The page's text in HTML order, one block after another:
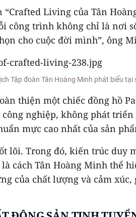
Living của Tân
công trình không chỉ là nơi
cho cuộc đời mình”, ông
Tập đoàn Tân Hoàng Minh phát biểu tại
thiện một chiếc đồng hồ
nghiệp, không phát
mực cao nhất của sản
Trong đó, kiến trúc duy
cách Tân Hoàng Minh thể
của chất lượng và cảm